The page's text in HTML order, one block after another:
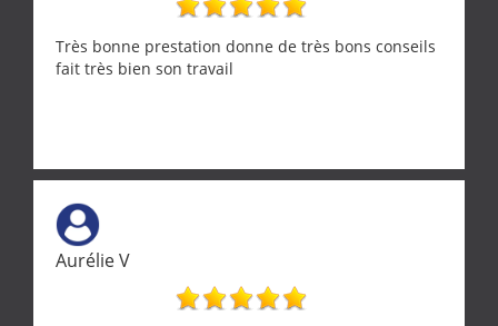
Très bonne prestation donne de très bons conseils
fait très bien son travail
Aurélie V